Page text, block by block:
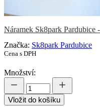
Náramek Sk8park
Značka: Sk8park Pardubice
Cena s DPH
Množství:
Vložit do košíku